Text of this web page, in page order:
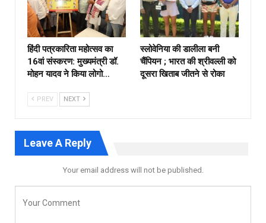
हिंदी पत्रकारिता महोत्सव का
16वां संस्करण: मुख्यमंत्री डॉ.
मोहन यादव ने किया लोगो…
स्लोवेनिया की डालीला बनी
चैंपियन ; भारत की श्रीवल्ली को
दूसरा खिताब जीतने से रोका
PREV NEXT
Leave A Reply
Your email address will not be published.